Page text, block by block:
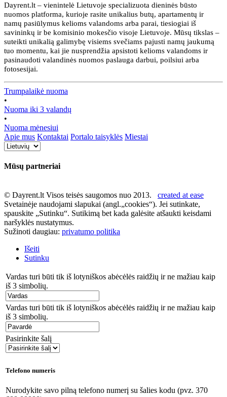
Dayrent.lt – vienintelė Lietuvoje specializuota dieninės būsto
nuomos platforma, kurioje rasite unikalius butų, apartamentų ir
namų pasiūlymus kelioms valandoms arba parai, tiesiogiai iš
savininkų ir be komisinio mokesčio visoje Lietuvoje. Mūsų tikslas –
suteikti unikalią galimybę visiems svečiams pajusti namų jaukumą
tuo momentu, kai jie nusprendžia apsistoti kelioms valandoms ir
pasinaudoti valandinės nuomos paslauga darbui, poilsiui arba
fotosesijai.
Trumpalaikė nuoma
•
Nuoma iki 3 valandų
•
Nuoma mėnesiui
Apie mus Kontaktai Portalo taisyklės Miestai
Mūsų partneriai
© Dayrent.lt Visos teisės saugomos nuo 2013. created at ease
Svetainėje naudojami slapukai (angl.„cookies“). Jei sutinkate,
spauskite „Sutinku“. Sutikimą bet kada galėsite atšaukti keisdami
naršyklės nustatymus.
Sužinoti daugiau: privatumo politika
Išeiti
Sutinku
Vardas turi būti tik iš lotyniškos abėcėlės raidžių ir ne mažiau kaip
iš 3 simbolių.
Vardas turi būti tik iš lotyniškos abėcėlės raidžių ir ne mažiau kaip
iš 3 simbolių.
Pasirinkite šalį
Telefono numeris
Nurodykite savo pilną telefono numerį su šalies kodu (pvz. 370